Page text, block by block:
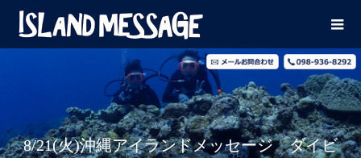
8/21(火)沖縄アイランドメッセージ ダイビ